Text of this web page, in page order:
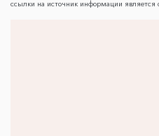
ссылки на источник информации является